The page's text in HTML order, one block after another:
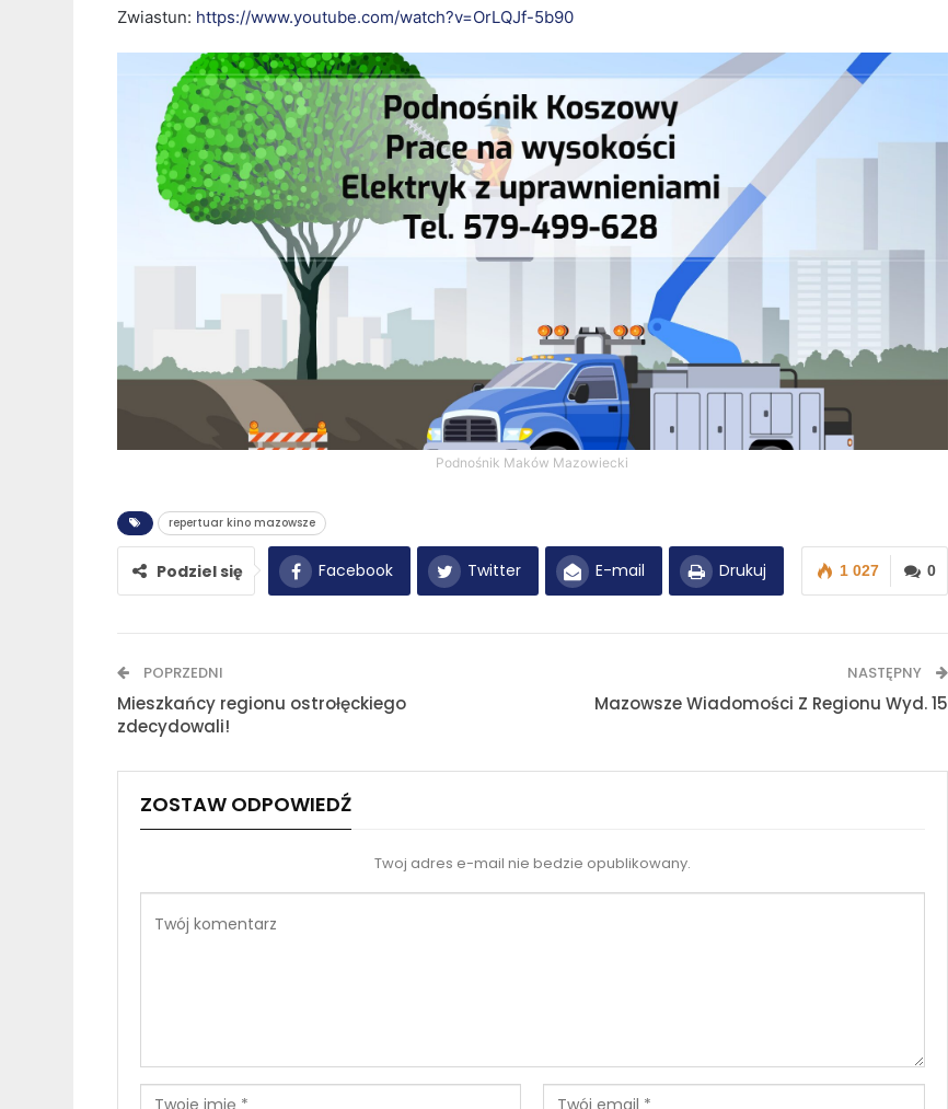
Zwiastun: https://www.youtube.com/watch?v=OrLQJf-5b90
Podnośnik Maków Mazowiecki
repertuar kino mazowsze
0
1 027
Podziel się Facebook Twitter E-mail Drukuj
POPRZEDNI
Mieszkańcy regionu ostrołęckiego
zdecydowali!
NASTĘPNY
Mazowsze Wiadomości Z Regionu Wyd. 15
ZOSTAW ODPOWIEDŹ
Twoj adres e-mail nie bedzie opublikowany.